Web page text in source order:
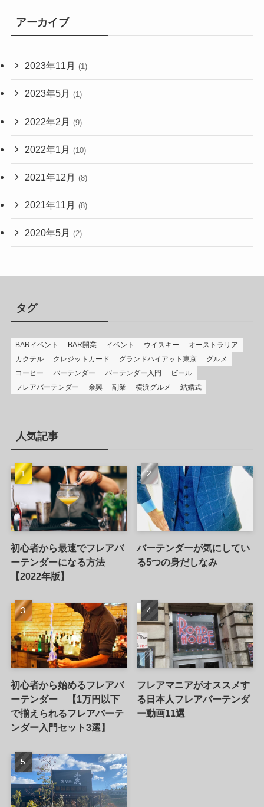
アーカイブ
2023年11月 (1)
2023年5月 (1)
2022年2月 (9)
2022年1月 (10)
2021年12月 (8)
2021年11月 (8)
2020年5月 (2)
タグ
BARイベント BAR開業 イベント ウイスキー
オーストラリア
カクテル
クレジットカード グランドハイアット東京
グルメ
コーヒー
バーテンダー バーテンダー入門
ビール
フレアバーテンダー
余興 副業 横浜グルメ 結婚式
人気記事
初心者から最速でフレアバ
ーテンダーになる方法
【2022年版】
バーテンダーが気にしてい
る5つの身だしなみ
初心者から始めるフレアバ
ーテンダー 【1万円以下
で揃えられるフレアバーテ
ンダー入門セット3選】
フレアマニアがオススメす
る日本人フレアバーテンダ
ー動画11選